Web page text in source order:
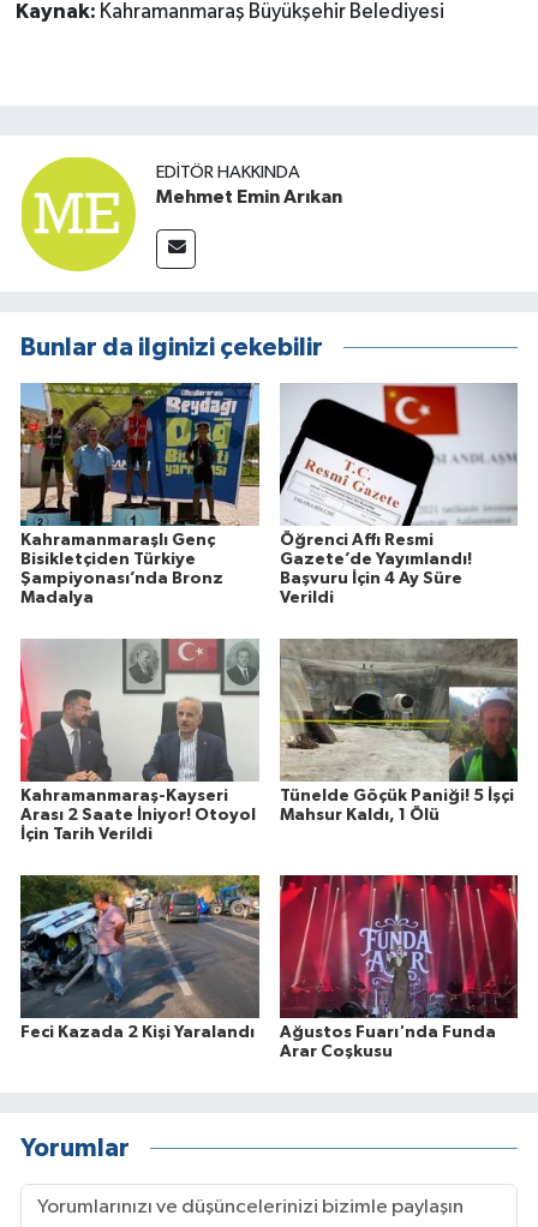
Kaynak: Kahramanmaraş Büyükşehir Belediyesi
EDITÖR HAKKINDA
Mehmet Emin Arıkan
Bunlar da ilginizi çekebilir
Kahramanmaraşlı Genç
Bisikletçiden Türkiye
Şampiyonası’nda Bronz
Madalya
Öğrenci Affı Resmi
Gazete’de Yayımlandı!
Başvuru İçin 4 Ay Süre
Verildi
Kahramanmaraş-Kayseri
Arası 2 Saate İniyor! Otoyol
İçin Tarih Verildi
Tünelde Göçük Paniği! 5 İşçi
Mahsur Kaldı, 1 Ölü
Feci Kazada 2 Kişi Yaralandı
Ağustos Fuarı'nda Funda
Arar Coşkusu
Yorumlar